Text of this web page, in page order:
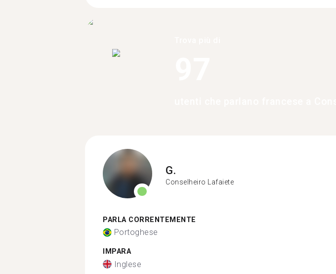
G.
Conselheiro Lafaiete
PARLA CORRENTEMENTE
Portoghese
IMPARA
Inglese